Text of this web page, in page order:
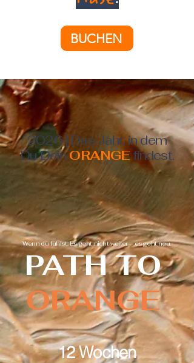
BUCHEN
2026 | Das Jahr, in dem
Du DeinORANGEfindest.
Wenn du fühlst: Es geht nicht weiter – es geht neu.
PATH TO
ORANGE
12 Wochen